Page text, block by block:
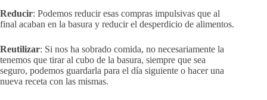
Reducir: Podemos reducir esas compras impulsivas que al
final acaban en la basura y reducir el desperdicio de alimentos.
Reutilizar: Si nos ha sobrado comida, no necesariamente la
tenemos que tirar al cubo de la basura, siempre que sea
seguro, podemos guardarla para el día siguiente o hacer una
nueva receta con las mismas.